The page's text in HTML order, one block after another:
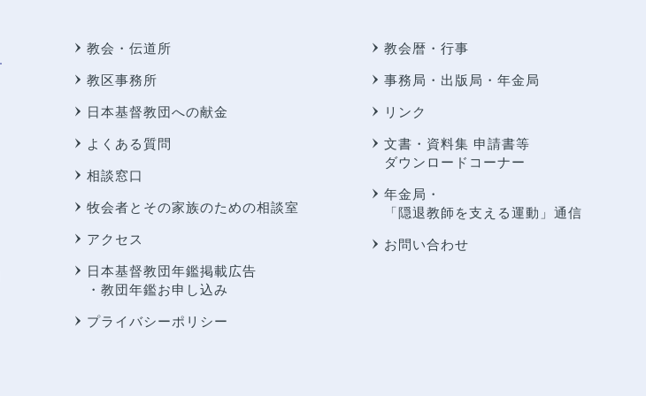
教会・伝道所
教区事務所
日本基督教団への献金
よくある質問
相談窓口
牧会者とその家族のための相談室
アクセス
日本基督教団年鑑掲載広告
・教団年鑑お申し込み
プライバシーポリシー
教会暦・行事
事務局・出版局・年金局
リンク
文書・資料集 申請書等
ダウンロードコーナー
年金局・
「隠退教師を支える運動」通信
お問い合わせ